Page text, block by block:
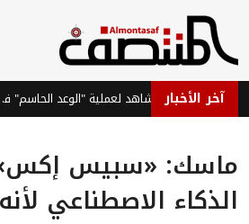
آخر الأخبار القوات الحكومية تبث مشاهد لعملية "الوعد الحاسم" في صعدة
ماسك: «سبيس
الذكاء الاصطناعي